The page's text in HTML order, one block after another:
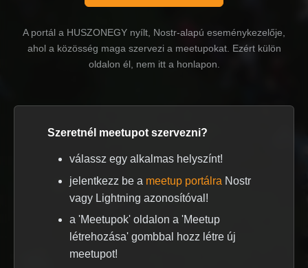
A portál a HUSZONEGY nyílt, Nostr-alapú eseménykezelője,
ahol a közösség maga szervezi a meetupokat. Ezért külön
oldalon él, nem itt a honlapon.
Szeretnél meetupot szervezni?
válassz egy alkalmas helyszínt!
jelentkezz be a meetup portálra Nostr
vagy Lightning azonosítóval!
a 'Meetupok' oldalon a 'Meetup
létrehozása' gombbal hozz létre új
meetupot!